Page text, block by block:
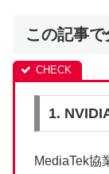
この記事
1.
MediaTek協